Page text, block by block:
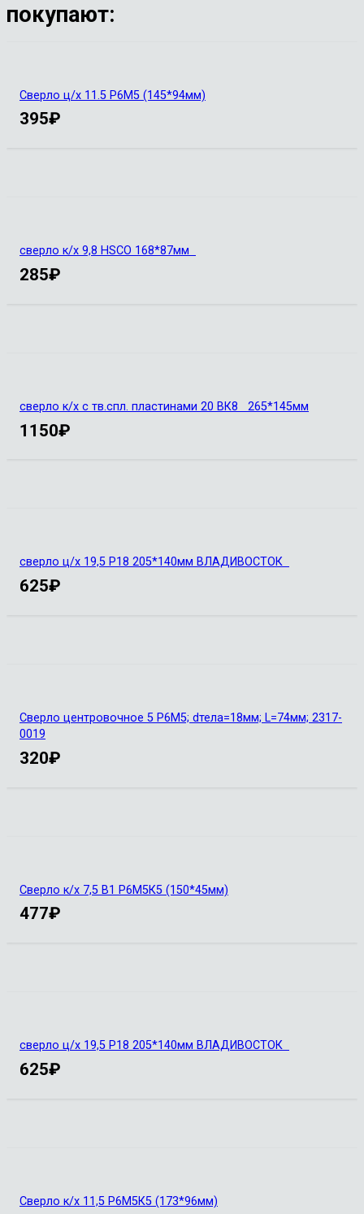
покупают:
Сверло ц/х 11.5 Р6М5 (145*94мм)
395₽
сверло к/х 9,8 HSCO 168*87мм
285₽
сверло к/х с тв.спл. пластинами 20 ВК8 265*145мм
1150₽
сверло ц/х 19,5 Р18 205*140мм ВЛАДИВОСТОК
625₽
Сверло центровочное 5 Р6М5; dтела=18мм; L=74мм; 2317-
0019
320₽
Сверло к/х 7,5 В1 Р6М5К5 (150*45мм)
477₽
сверло ц/х 19,5 Р18 205*140мм ВЛАДИВОСТОК
625₽
Сверло к/х 11,5 Р6М5К5 (173*96мм)